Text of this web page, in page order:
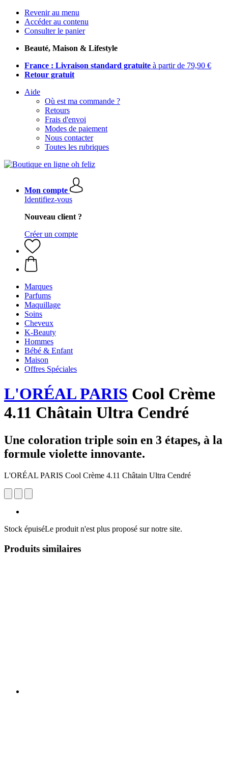
Revenir au menu
Accéder au contenu
Consulter le panier
Beauté, Maison & Lifestyle
France : Livraison standard gratuite à partir de 79,90 €
Retour gratuit
Aide
Où est ma commande ?
Retours
Frais d'envoi
Modes de paiement
Nous contacter
Toutes les rubriques
Mon compte
Identifiez-vous
Nouveau client ?
Créer un compte
Marques
Parfums
Maquillage
Soins
Cheveux
K-Beauty
Hommes
Bébé & Enfant
Maison
Offres Spéciales
L'ORÉAL PARIS Cool Crème
4.11 Châtain Ultra Cendré
Une coloration triple soin en 3 étapes, à la
formule violette innovante.
L'ORÉAL PARIS Cool Crème 4.11 Châtain Ultra Cendré
Stock épuiséLe produit n'est plus proposé sur notre site.
Produits similaires